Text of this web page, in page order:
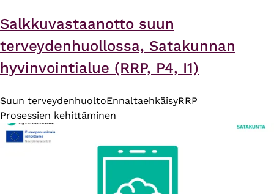
Salkkuvastaanotto suun
terveydenhuollossa, Satakunnan
hyvinvointialue (RRP, P4, I1)
Suun terveydenhuoltoEnnaltaehkäisyRRP
Prosessien kehittäminen